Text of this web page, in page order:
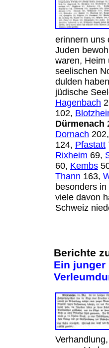
erinnern uns
Juden
waren, Heim
seelischen
dulden
jüdische
Hagenbach
102,
Dürmenach
Dornach
124, Pfastatt
Rixheim 69,
60, Kembs
Thann 163,
besonders
viele davon
Schweiz
Berichte
Ein junger